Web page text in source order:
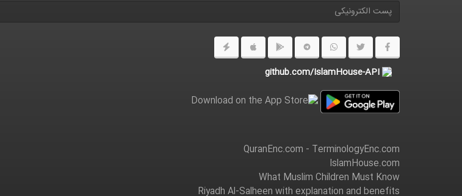
github.com/IslamHouse-API
QuranEnc.com - TerminologyEnc.com
IslamHouse.com
What Muslim Children Must Know
Riyadh Al-Salheen with explanation and benefits